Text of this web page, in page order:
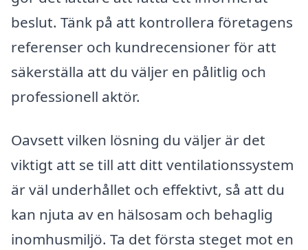
beslut. Tänk på att kontrollera företagens
referenser och kundrecensioner för att
säkerställa att du väljer en pålitlig och
professionell aktör.
Oavsett vilken lösning du väljer är det
viktigt att se till att ditt ventilationssystem
är väl underhållet och effektivt, så att du
kan njuta av en hälsosam och behaglig
inomhusmiljö. Ta det första steget mot en